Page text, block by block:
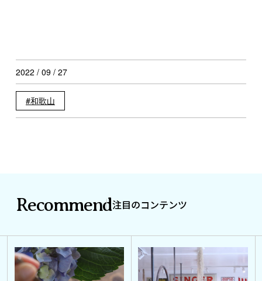
2022 / 09 / 27
和歌山
Recommend注目のコンテンツ